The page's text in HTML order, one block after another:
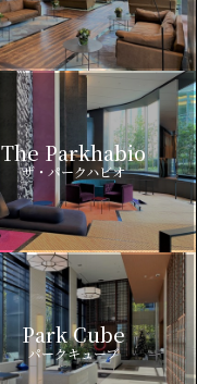
The Parkhabio
ザ・パークハビオ
Park Cube
パークキューブ